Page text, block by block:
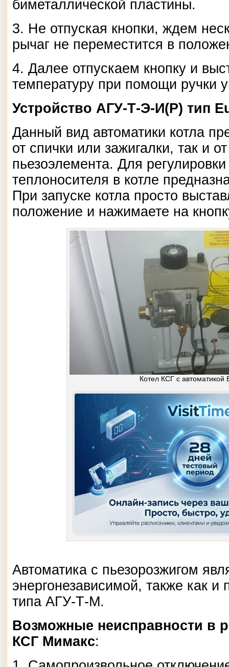
биметаллической пластины.
3. Не отпуская кнопки, ждем
рычаг не переместится в
4. Далее отпускаем кнопку и
температуру при помощи ручки
Устройство АГУ-Т-Э-И(Р) тип
Данный вид автоматики котла
от спички или зажигалки, так и
пьезоэлемента. Для
теплоносителя в котле
При запуске котла просто
положение и нажимаете на
Котел КСГ с автоматикой
Автоматика с пьезорозжигом
энергонезависимой, также как и
типа АГУ-Т-М.
Возможные неисправности в
КСГ Мимакс: